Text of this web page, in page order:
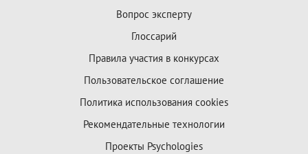
Вопрос эксперту
Глоссарий
Правила участия в конкурсах
Пользовательское соглашение
Политика использования cookies
Рекомендательные технологии
Проекты Psychologies